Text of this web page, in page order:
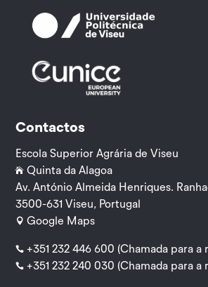
Contactos
Escola Superior Agrária de Viseu
 Quinta da Alagoa
Av. António Almeida Henriques.
3500-631 Viseu, Portugal
 Google Maps
 +351 232 446 600 (Chamada para a
 +351 232 240 030 (Chamada para a